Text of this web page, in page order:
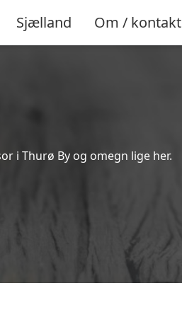
Sjælland Om / kontakt
i Thurø By og omegn lige her.